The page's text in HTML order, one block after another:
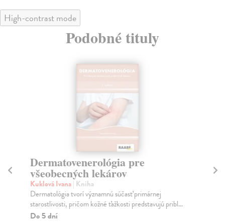
High-contrast mode
Podobné tituly
Dermatovenerológia pre
všeobecných lekárov
Kuklová Ivana| Kniha
Dermatológia tvorí významnú súčasť primárnej
starostlivosti, pričom kožné ťažkosti predstavujú pribl...
Do 5 dní